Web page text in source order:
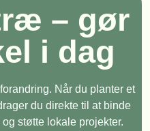
– gør
i dag
Når du planter et
du direkte til at binde
støtte lokale projekter.